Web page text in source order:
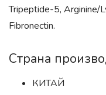
Tripeptide-5, Arginine/
Fibronectin.
Страна
КИТАЙ